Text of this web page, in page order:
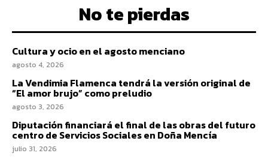
No te pierdas
Cultura y ocio en el agosto menciano
agosto 4, 2026
La Vendimia Flamenca tendrá la versión original de
“El amor brujo” como preludio
agosto 3, 2026
Diputación financiará el final de las obras del futuro
centro de Servicios Sociales en Doña Mencía
julio 31, 2026